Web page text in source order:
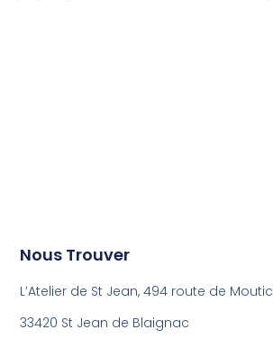
Nous Trouver
L’Atelier de St Jean, 494 route de Moutic
33420 St Jean de Blaignac